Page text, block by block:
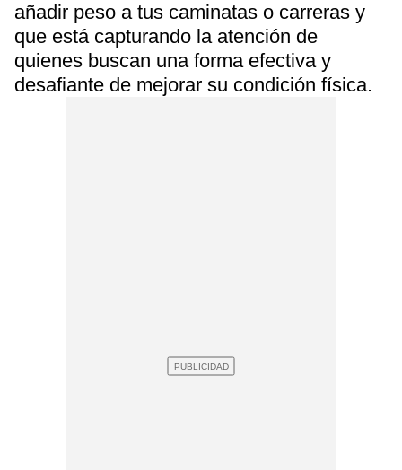
añadir peso a tus caminatas o carreras y
que está capturando la atención de
quienes buscan una forma efectiva y
desafiante de mejorar su condición física.